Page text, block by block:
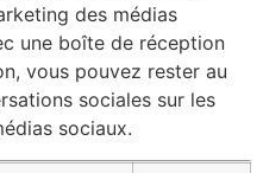
des médias
une boîte de réception
vous pouvez rester au
sociales sur les
sociaux.